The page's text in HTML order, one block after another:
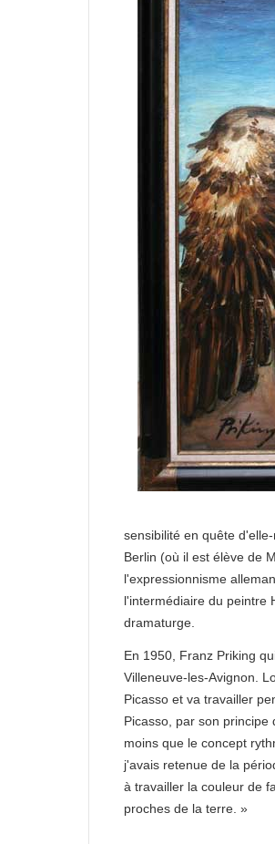
sensibilité en quête
Berlin (où il est élève de
l'expressionnisme
l'intermédiaire du peintre
dramaturge.
En 1950, Franz Priking
Villeneuve-les-Avignon.
Picasso et va travailler
Picasso, par son
moins que le concept
j'avais retenue de la
à travailler la couleur de
proches de la terre. »